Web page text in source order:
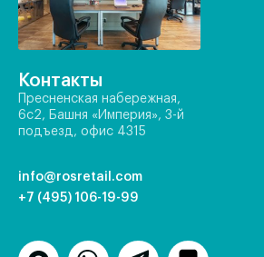
Контакты
Пресненская набережная,
6с2, Башня «Империя», 3-й
подъезд, офис 4315
info@rosretail.com
+7 (495) 106-19-99